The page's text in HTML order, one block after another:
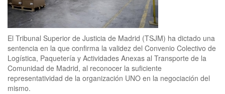
El Tribunal Superior de Justicia de Madrid (TSJM) ha dictado una
sentencia en la que confirma la validez del Convenio Colectivo de
Logística, Paquetería y Actividades Anexas al Transporte de la
Comunidad de Madrid, al reconocer la suficiente
representatividad de la organización UNO en la negociación del
mismo.